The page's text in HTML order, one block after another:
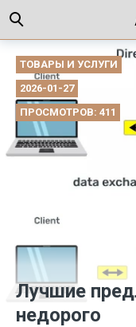
ТОВАРЫ И УСЛУГИ
2026-01-27
ПРОСМОТРОВ: 411
Лучшие
недорого